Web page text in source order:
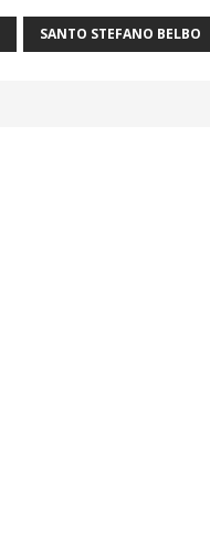
SANTO STEFANO BELBO